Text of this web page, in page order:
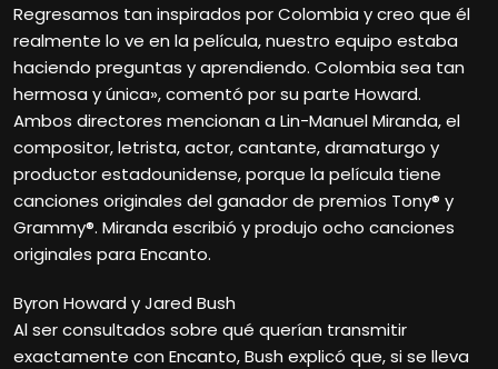
Regresamos tan inspirados por Colombia y creo que él
realmente lo ve en la película, nuestro equipo estaba
haciendo preguntas y aprendiendo. Colombia sea tan
hermosa y única», comentó por su parte Howard.
Ambos directores mencionan a Lin-Manuel Miranda, el
compositor, letrista, actor, cantante, dramaturgo y
productor estadounidense, porque la película tiene
canciones originales del ganador de premios Tony® y
Grammy®. Miranda escribió y produjo ocho canciones
originales para Encanto.
Byron Howard y Jared Bush
Al ser consultados sobre qué querían transmitir
exactamente con Encanto, Bush explicó que, si se lleva